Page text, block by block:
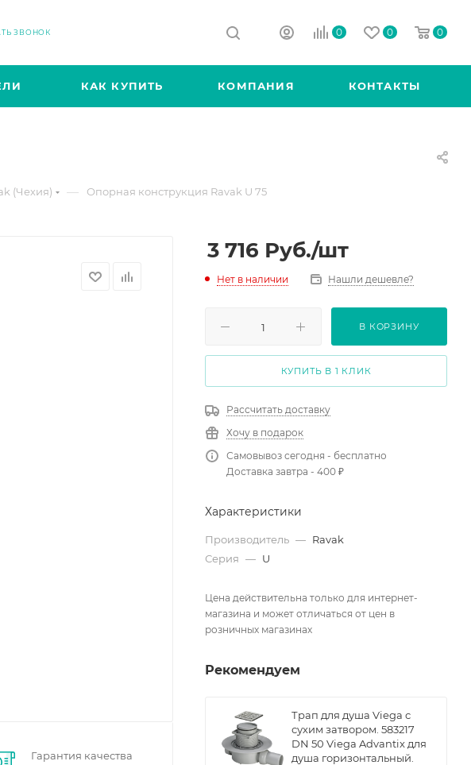
ЗВОНОК 0 0 0
КАК КУПИТЬ КОМПАНИЯ КОНТАКТЫ
(Чехия) — Опорная конструкция Ravak U 75
Гарантия качества
3 716 Руб./шт
Нет в наличии Нашли дешевле?
В КОРЗИНУ
КУПИТЬ В 1 КЛИК
Рассчитать доставку
Хочу в подарок
Самовывоз сегодня - бесплатно
Доставка завтра - 400 ₽
Характеристики
Производитель — Ravak
Серия — U
Цена действительна только для интернет-
магазина и может отличаться от цен в
розничных магазинах
Рекомендуем
Трап для душа Viega с
сухим затвором. 583217
DN 50 Viega Advantix для
душа горизонтальный.